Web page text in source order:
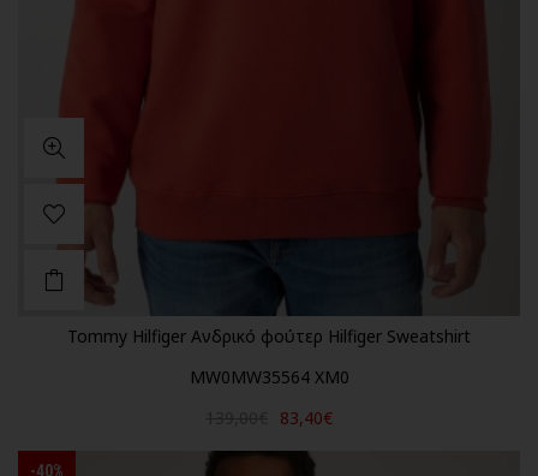
Tommy Hilfiger Ανδρικό φούτερ Hilfiger Sweatshirt
MW0MW35564 XM0
83,40€
-40%